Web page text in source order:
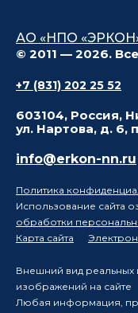
АО «НПО
© 2011 — 2026.
+7 (831) 202 25 52
603104, Россия,
ул. Нартова, д. 6,
info@erkon-nn.ru
Политика
Использование сайта
обработки
Карта сайта
Внешний вид реальных
изображений на сайте
Любая информация,